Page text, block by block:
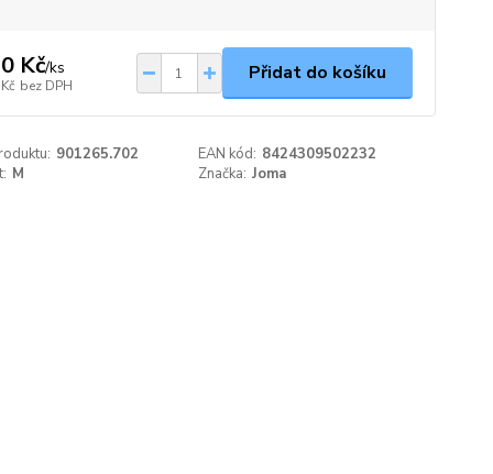
Kč/ks
bez DPH
Přidat do košíku
901265.702 EAN kód: 8424309502232
M Značka: Joma